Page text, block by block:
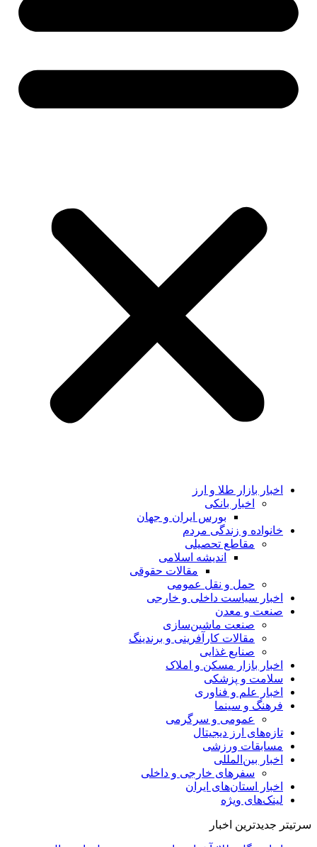
اخبار بازار طلا و ارز
اخبار بانکی
بورس ایران و جهان
خانواده و زندگی مردم
مقاطع تحصیلی
اندیشه اسلامی
مقالات حقوقی
حمل و نقل عمومی
اخبار سیاست داخلی و خارجی
صنعت و معدن
صنعت ماشین‌سازی
مقالات کارآفرینی و برندینگ
صنایع غذایی
اخبار بازار مسکن و املاک
سلامت و پزشکی
اخبار علم و فناوری
فرهنگ و سینما
عمومی و سرگرمی
تازه‌های ارز دیجیتال
مسابقات ورزشی
اخبار بین‌المللی
سفرهای خارجی و داخلی
اخبار استان‌های ایران
لینک‌های ویژه
سرتیتر جدیدترین اخبار